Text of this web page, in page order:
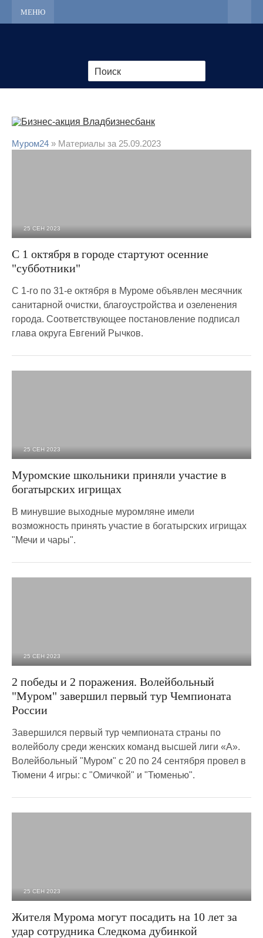
МЕНЮ
Муром24 » Материалы за 25.09.2023
25 СЕН 2023
С 1 октября в городе стартуют осенние
"субботники"
С 1-го по 31-е октября в Муроме объявлен месячник
санитарной очистки, благоустройства и озеленения
города. Соответствующее постановление подписал
глава округа Евгений Рычков.
25 СЕН 2023
Муромские школьники приняли участие в
богатырских игрищах
В минувшие выходные муромляне имели
возможность принять участие в богатырских игрищах
"Мечи и чары".
25 СЕН 2023
2 победы и 2 поражения. Волейбольный
"Муром" завершил первый тур Чемпионата
России
Завершился первый тур чемпионата страны по
волейболу среди женских команд высшей лиги «А».
Волейбольный "Муром" с 20 по 24 сентября провел в
Тюмени 4 игры: с "Омичкой" и "Тюменью".
25 СЕН 2023
Жителя Мурома могут посадить на 10 лет за
удар сотрудника Следкома дубинкой